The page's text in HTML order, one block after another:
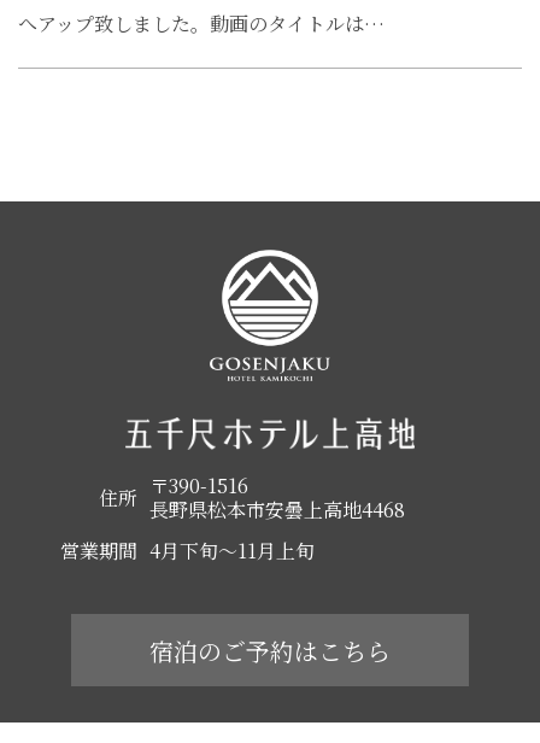
へアップ致しました。動画のタイトルは…
住所
〒390-1516
長野県松本市安曇上高地4468
営業期間 4月下旬～11月上旬
宿泊のご予約はこちら